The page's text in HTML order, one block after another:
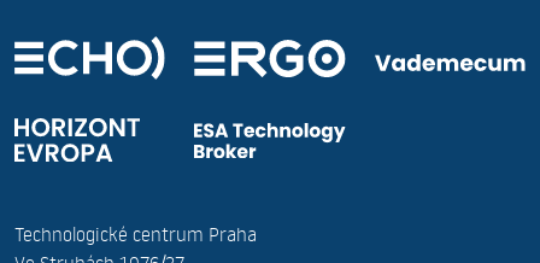
Technologické centrum Praha